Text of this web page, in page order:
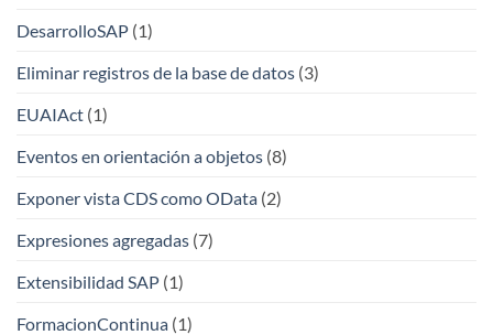
DesarrolloSAP (1)
Eliminar registros de la base de datos (3)
EUAIAct (1)
Eventos en orientación a objetos (8)
Exponer vista CDS como OData (2)
Expresiones agregadas (7)
Extensibilidad SAP (1)
FormacionContinua (1)